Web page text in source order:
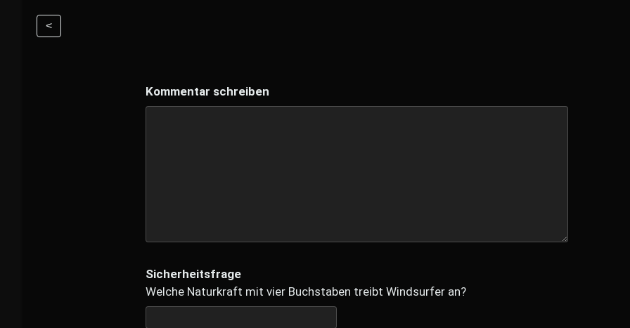
<
Kommentar schreiben
Sicherheitsfrage
Welche Naturkraft mit vier Buchstaben treibt Windsurfer an?